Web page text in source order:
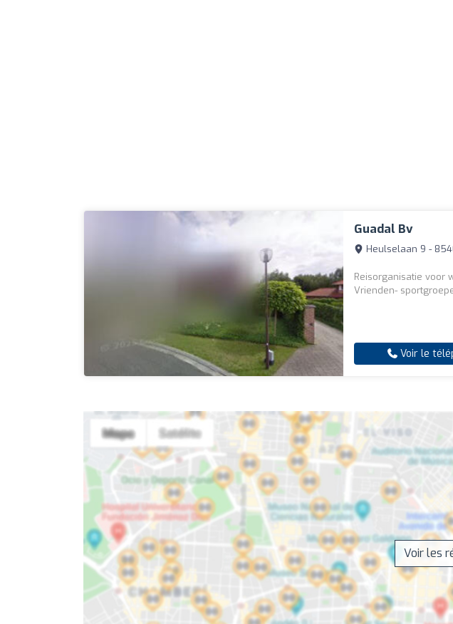
Guadal Bv
Heulselaan 9 -
Reisorganisatie voor
Vrienden-
Voir le
Voir les